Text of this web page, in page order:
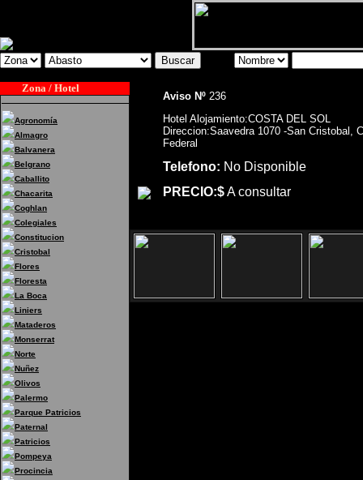
Zona / Hotel
Agronomía
Almagro
Balvanera
Belgrano
Caballito
Chacarita
Coghlan
Colegiales
Constitucion
Cristobal
Flores
Floresta
La Boca
Liniers
Mataderos
Monserrat
Norte
Nuñez
Olivos
Palermo
Parque Patricios
Paternal
Patricios
Pompeya
Procincia
Aviso Nº 236
Hotel Alojamiento:COSTA DEL SOL
Direccion:Saavedra 1070 -San Cristobal,
Federal
Telefono: No Disponible
PRECIO:$A consultar